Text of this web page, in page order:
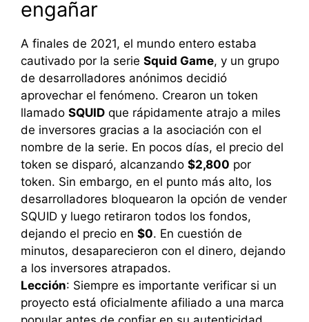
engañar
A finales de 2021, el mundo entero estaba
cautivado por la serie Squid Game, y un grupo
de desarrolladores anónimos decidió
aprovechar el fenómeno. Crearon un token
llamado SQUID que rápidamente atrajo a miles
de inversores gracias a la asociación con el
nombre de la serie. En pocos días, el precio del
token se disparó, alcanzando $2,800 por
token. Sin embargo, en el punto más alto, los
desarrolladores bloquearon la opción de vender
SQUID y luego retiraron todos los fondos,
dejando el precio en $0. En cuestión de
minutos, desaparecieron con el dinero, dejando
a los inversores atrapados.
Lección: Siempre es importante verificar si un
proyecto está oficialmente afiliado a una marca